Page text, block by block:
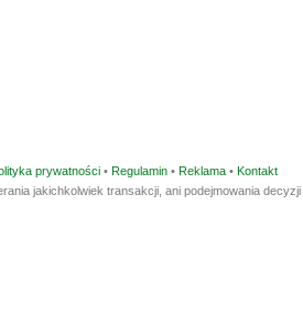
prywatności • Regulamin • Reklama • Kontakt
jakichkolwiek transakcji, ani podejmowania decyzji